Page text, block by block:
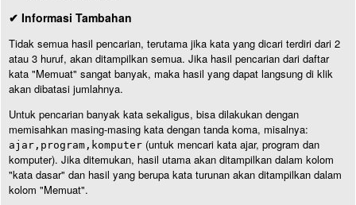
✔ Informasi Tambahan
Tidak semua hasil pencarian, terutama jika kata yang dicari terdiri dari 2
atau 3 huruf, akan ditampilkan semua. Jika hasil pencarian dari daftar
kata "Memuat" sangat banyak, maka hasil yang dapat langsung di klik
akan dibatasi jumlahnya.
Untuk pencarian banyak kata sekaligus, bisa dilakukan dengan
memisahkan masing-masing kata dengan tanda koma, misalnya:
ajar,program,komputer (untuk mencari kata ajar, program dan
komputer). Jika ditemukan, hasil utama akan ditampilkan dalam kolom
"kata dasar" dan hasil yang berupa kata turunan akan ditampilkan dalam
kolom "Memuat".